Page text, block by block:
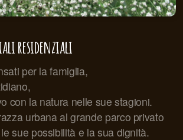
residenziali
per la famiglia,
con la natura nelle sue stagioni.
urbana al grande parco privato
sue possibilità e la sua dignità.